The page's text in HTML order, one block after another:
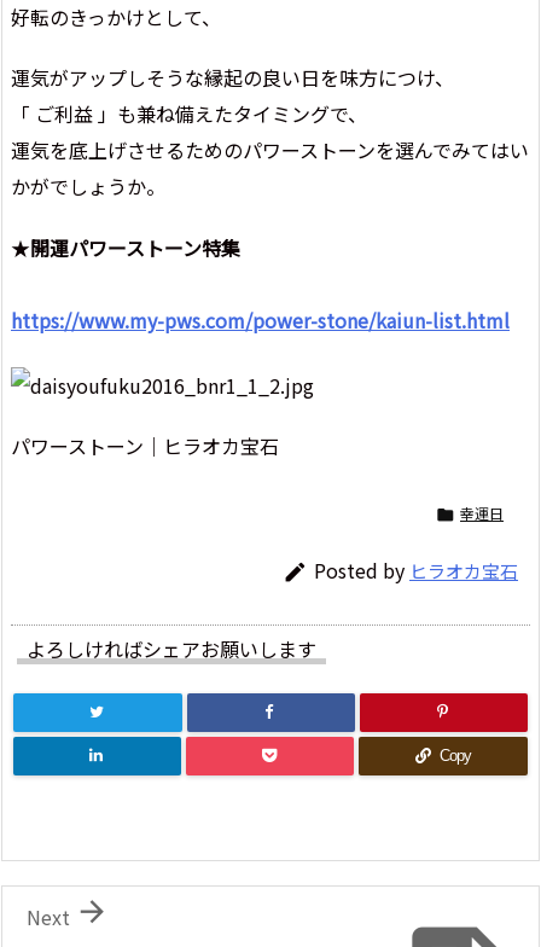
好転のきっかけとして、
運気がアップしそうな縁起の良い日を味方につけ、
「 ご利益 」も兼ね備えたタイミングで、
運気を底上げさせるためのパワーストーンを選んでみてはい
かがでしょうか。
★開運パワーストーン特集
https://www.my-pws.com/power-stone/kaiun-list.html
パワーストーン｜ヒラオカ宝石
 幸運日
 Posted by ヒラオカ宝石
よろしければシェアお願いします
Copy

Next